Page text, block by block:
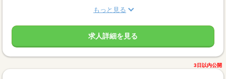
もっと見る
求人詳細を見る
3日以内公開